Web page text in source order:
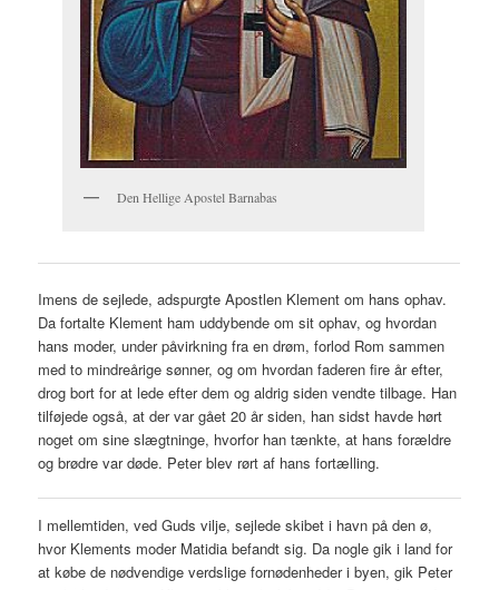
Den Hellige Apostel Barnabas
Imens de sejlede, adspurgte Apostlen Klement om hans ophav.
Da fortalte Klement ham uddybende om sit ophav, og hvordan
hans moder, under påvirkning fra en drøm, forlod Rom sammen
med to mindreårige sønner, og om hvordan faderen fire år efter,
drog bort for at lede efter dem og aldrig siden vendte tilbage. Han
tilføjede også, at der var gået 20 år siden, han sidst havde hørt
noget om sine slægtninge, hvorfor han tænkte, at hans forældre
og brødre var døde. Peter blev rørt af hans fortælling.
I mellemtiden, ved Guds vilje, sejlede skibet i havn på den ø,
hvor Klements moder Matidia befandt sig. Da nogle gik i land for
at købe de nødvendige verdslige fornødenheder i byen, gik Peter